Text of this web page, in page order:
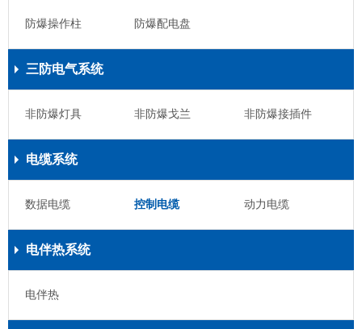
防爆操作柱 防爆配电盘
三防电气系统
非防爆灯具 非防爆戈兰 非防爆接插件
电缆系统
数据电缆 控制电缆 动力电缆
电伴热系统
电伴热